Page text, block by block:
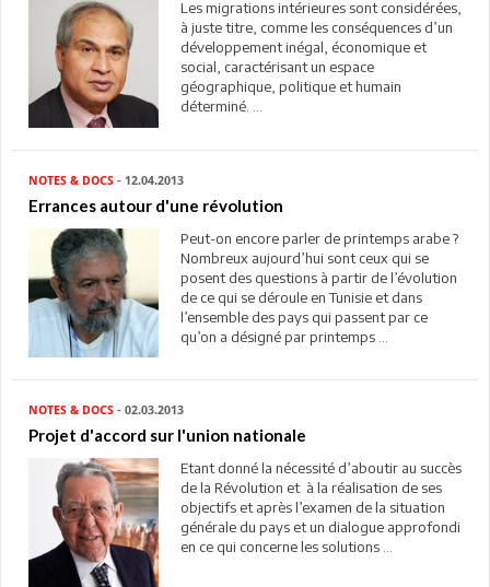
Les migrations intérieures sont considérées,
à juste titre, comme les conséquences d’un
développement inégal, économique et
social, caractérisant un espace
géographique, politique et humain
déterminé. ...
NOTES & DOCS - 12.04.2013
Errances autour d'une révolution
Peut-on encore parler de printemps arabe ?
Nombreux aujourd’hui sont ceux qui se
posent des questions à partir de l’évolution
de ce qui se déroule en Tunisie et dans
l’ensemble des pays qui passent par ce
qu’on a désigné par printemps ...
NOTES & DOCS - 02.03.2013
Projet d'accord sur l'union nationale
Etant donné la nécessité d’aboutir au succès
de la Révolution et à la réalisation de ses
objectifs et après l’examen de la situation
générale du pays et un dialogue approfondi
en ce qui concerne les solutions ...